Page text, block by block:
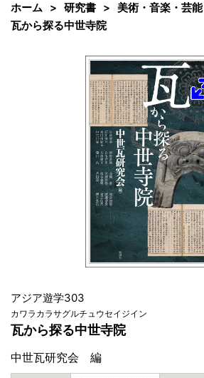
ホーム 研究書
美術・音楽・芸能
瓦から探る中世寺院
アジア遊学303
カワラカラサグルチュウセイジイン
瓦から探る中世寺院
中世瓦研究会 編